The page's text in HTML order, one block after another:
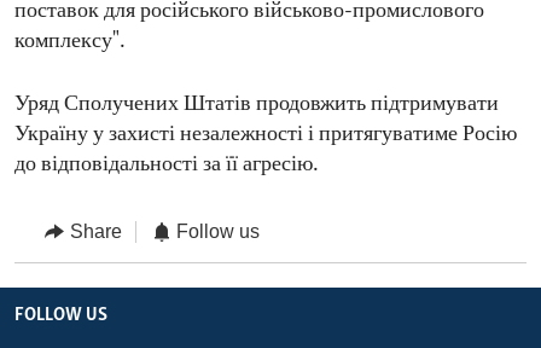
поставок для російського військово-промислового
комплексу".
Уряд Сполучених Штатів продовжить підтримувати
Україну у захисті незалежності і притягуватиме Росію
до відповідальності за її агресію.
Share Follow us
FOLLOW US